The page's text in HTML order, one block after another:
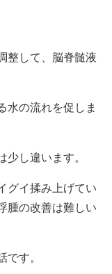
整して、脳脊髄液
水の流れを促しま
少し違います。
グイ揉み上げてい
腫の改善は難しい
です。